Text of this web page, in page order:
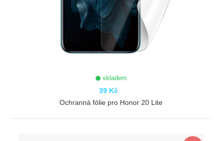
skladem
39 Kč
Ochranná fólie pro Honor 20 Lite